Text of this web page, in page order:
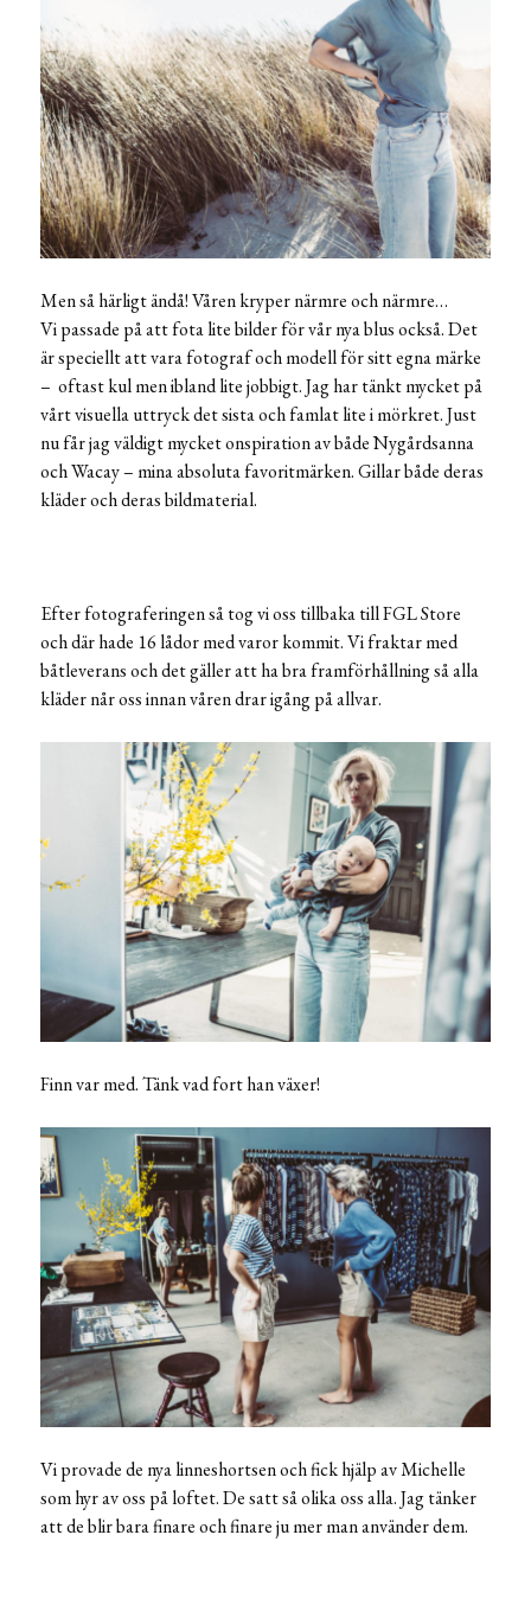
Men så härligt ändå! Våren kryper närmre och närmre…
Vi passade på att fota lite bilder för vår nya blus också. Det
är speciellt att vara fotograf och modell för sitt egna märke
– oftast kul men ibland lite jobbigt. Jag har tänkt mycket på
vårt visuella uttryck det sista och famlat lite i mörkret. Just
nu får jag väldigt mycket onspiration av både Nygårdsanna
och Wacay – mina absoluta favoritmärken. Gillar både deras
kläder och deras bildmaterial.
Efter fotograferingen så tog vi oss tillbaka till FGL Store
och där hade 16 lådor med varor kommit. Vi fraktar med
båtleverans och det gäller att ha bra framförhållning så alla
kläder når oss innan våren drar igång på allvar.
Finn var med. Tänk vad fort han växer!
Vi provade de nya linneshortsen och fick hjälp av Michelle
som hyr av oss på loftet. De satt så olika oss alla. Jag tänker
att de blir bara finare och finare ju mer man använder dem.